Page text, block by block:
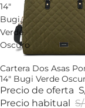
14"
Bugi
Verde
Oscuro
Cartera Dos Asas
14" Bugi Verde
Precio de oferta
Precio habitual